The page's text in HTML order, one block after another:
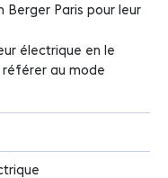
Paris pour leur
électrique en le
au mode